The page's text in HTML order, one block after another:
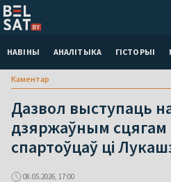
НАВІНЫ АНАЛІТЫКА ГІСТОРЫІ
Каментар
Дазвол выступаць
дзяржаўным сцягам
спартоўцаў ці
08.05.2026, 17:00